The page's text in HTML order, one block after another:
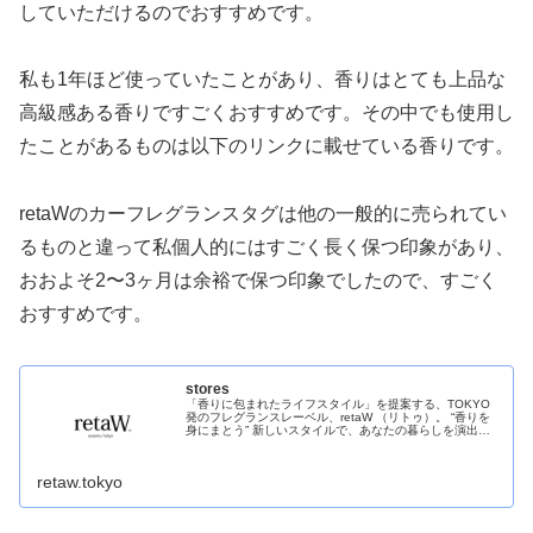
していただけるのでおすすめです。
私も1年ほど使っていたことがあり、香りはとても上品な
高級感ある香りですごくおすすめです。その中でも使用し
たことがあるものは以下のリンクに載せている香りです。
retaWのカーフレグランスタグは他の一般的に売られてい
るものと違って私個人的にはすごく長く保つ印象があり、
おおよそ2〜3ヶ月は余裕で保つ印象でしたので、すごく
おすすめです。
stores
「香りに包まれたライフスタイル」を提案する、TOKYO
発のフレグランスレーベル、retaW （リトゥ）。 “香りを
身にまとう” 新しいスタイルで、あなたの暮らしを演出し
retaw.tokyo